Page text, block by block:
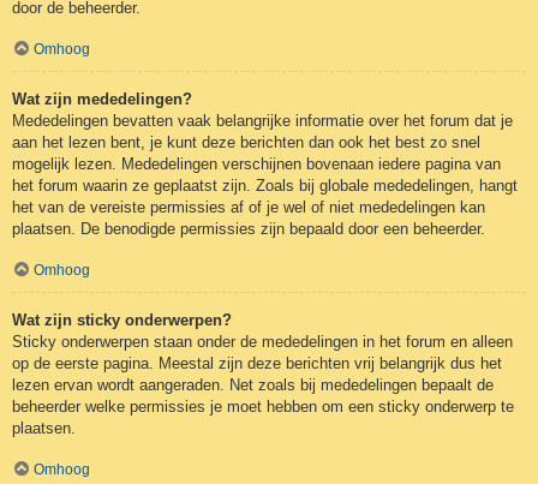
door de beheerder.
Omhoog
Wat zijn mededelingen?
Mededelingen bevatten vaak belangrijke informatie over het forum dat je
aan het lezen bent, je kunt deze berichten dan ook het best zo snel
mogelijk lezen. Mededelingen verschijnen bovenaan iedere pagina van
het forum waarin ze geplaatst zijn. Zoals bij globale mededelingen, hangt
het van de vereiste permissies af of je wel of niet mededelingen kan
plaatsen. De benodigde permissies zijn bepaald door een beheerder.
Omhoog
Wat zijn sticky onderwerpen?
Sticky onderwerpen staan onder de mededelingen in het forum en alleen
op de eerste pagina. Meestal zijn deze berichten vrij belangrijk dus het
lezen ervan wordt aangeraden. Net zoals bij mededelingen bepaalt de
beheerder welke permissies je moet hebben om een sticky onderwerp te
plaatsen.
Omhoog